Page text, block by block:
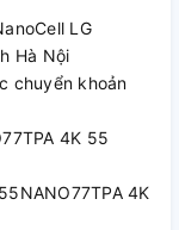
LG
Hà Nội
chuyển khoản
4K 55
4K